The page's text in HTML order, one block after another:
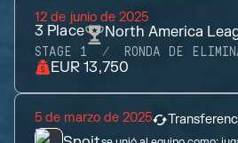
12 de junio de 2025
3 Place North America
STAGE 1 RONDA DE
EUR 13,750
5 de marzo de 2025